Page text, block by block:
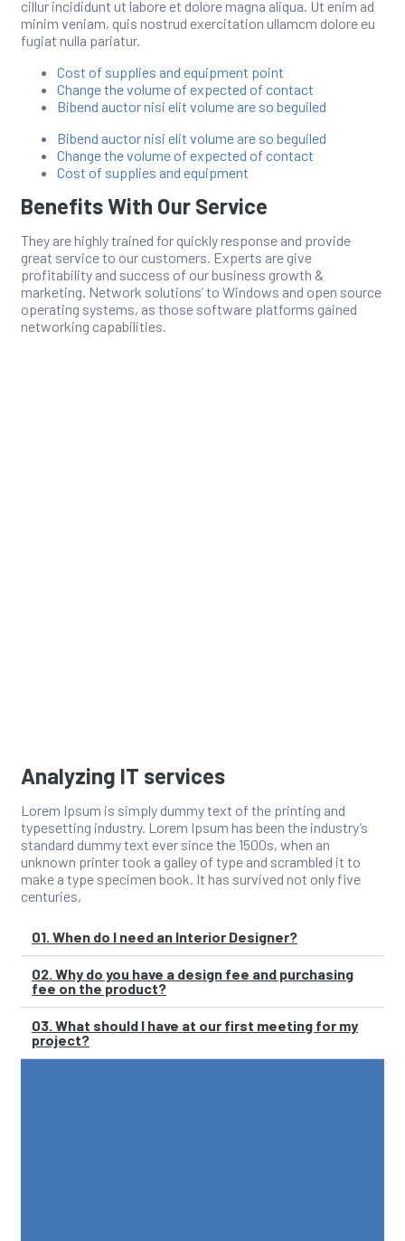
cillur incididunt ut labore et dolore magna aliqua. Ut enim ad
minim veniam, quis nostrud exercitation ullamcm dolore eu
fugiat nulla pariatur.
Cost of supplies and equipment point
Change the volume of expected of contact
Bibend auctor nisi elit volume are so beguiled
Bibend auctor nisi elit volume are so beguiled
Change the volume of expected of contact
Cost of supplies and equipment
Benefits With Our Service
They are highly trained for quickly response and provide
great service to our customers. Experts are give
profitability and success of our business growth &
marketing. Network solutions’ to Windows and open source
operating systems, as those software platforms gained
networking capabilities.
Analyzing IT services
Lorem Ipsum is simply dummy text of the printing and
typesetting industry. Lorem Ipsum has been the industry’s
standard dummy text ever since the 1500s, when an
unknown printer took a galley of type and scrambled it to
make a type specimen book. It has survived not only five
centuries,
01. When do I need an Interior Designer?
02. Why do you have a design fee and purchasing
fee on the product?
03. What should I have at our first meeting for my
project?